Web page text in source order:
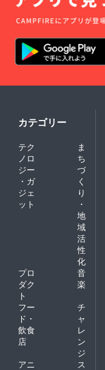
カテゴリー
テク
ノロ
ジー
・ガ
ジェ
ット
ま
ち
づ
く
り
・
地
域
活
性
化
プロ
ダク
ト
音
楽
フー
ド・
飲食
店
チ
ャ
レ
ン
ジ
アニ
ス